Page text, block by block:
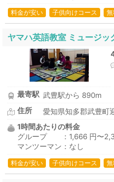
料金が安い 子供向けコース
ヤマハ英語教室 ミュージッ
最寄駅 武豊駅から 890m
住所
愛知県知多郡武豊町
1時間あたりの料金
グループ ：1,666 円〜
マンツーマン：なし
料金が安い 子供向けコース